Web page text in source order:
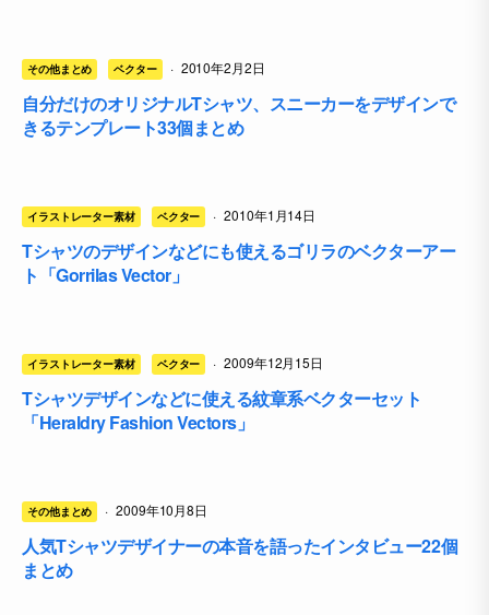
その他まとめ ベクター · 2010年2月2日
自分だけのオリジナルTシャツ、スニーカーをデザインで
きるテンプレート33個まとめ
イラストレーター素材 ベクター · 2010年1月14日
Tシャツのデザインなどにも使えるゴリラのベクターアー
ト「Gorrilas Vector」
イラストレーター素材 ベクター · 2009年12月15日
Tシャツデザインなどに使える紋章系ベクターセット
「Heraldry Fashion Vectors」
その他まとめ · 2009年10月8日
人気Tシャツデザイナーの本音を語ったインタビュー22個
まとめ